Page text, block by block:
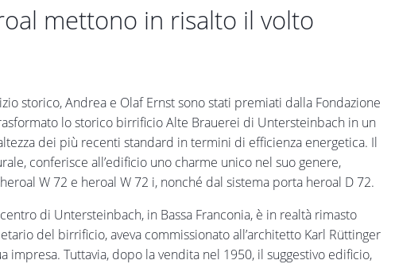
mettono in risalto il volto
storico, Andrea e Olaf Ernst sono stati premiati dalla Fondazione
lo storico birrificio Alte Brauerei di Untersteinbach in un
dei più recenti standard in termini di efficienza energetica. Il
conferisce all’edificio uno charme unico nel suo genere,
W 72 e heroal W 72 i, nonché dal sistema porta heroal D 72.
di Untersteinbach, in Bassa Franconia, è in realtà rimasto
del birrificio, aveva commissionato all’architetto Karl Rüttinger
Tuttavia, dopo la vendita nel 1950, il suggestivo edificio,